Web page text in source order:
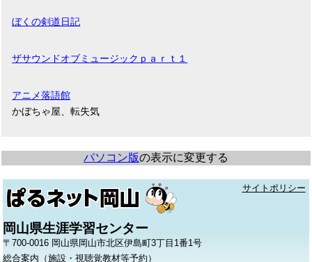
ぼくの剣道日記
ザサウンドオブミュージックｐａｒｔ１
アニメ落語館
かぼちゃ屋、転失気
パソコン版の表示に変更する
サイトポリシー
岡山県生涯学習センター
〒700-0016 岡山県岡山市北区伊島町3丁目1番1号
総合案内（施設・視聴覚教材等予約）